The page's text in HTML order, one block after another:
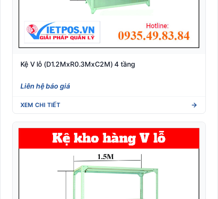
Kệ V lỗ (D1.2MxR0.3MxC2M) 4 tầng
Liên hệ báo giá
XEM CHI TIẾT